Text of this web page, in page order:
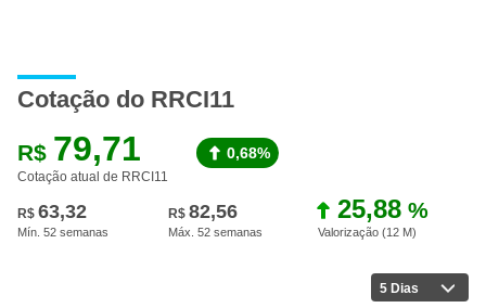
Cotação do RRCI11
R$ 79,71
Cotação atual de RRCI11
0,68%
R$ 63,32
Mín. 52 semanas
R$ 82,56
Máx. 52 semanas
25,88 %
Valorização (12 M)
5 Dias